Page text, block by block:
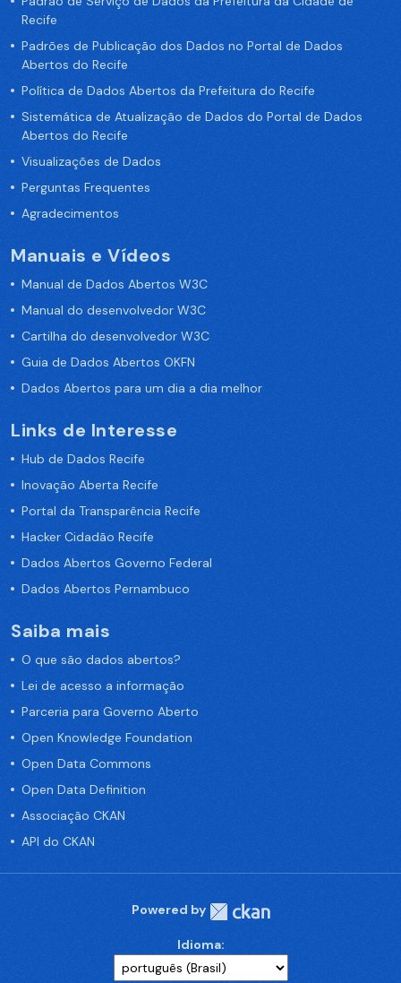
Recife
Padrões de Publicação dos Dados no Portal de Dados
Abertos do Recife
Política de Dados Abertos da Prefeitura do Recife
Sistemática de Atualização de Dados do Portal de Dados
Abertos do Recife
Visualizações de Dados
Perguntas Frequentes
Agradecimentos
Manuais e Vídeos
Manual de Dados Abertos W3C
Manual do desenvolvedor W3C
Cartilha do desenvolvedor W3C
Guia de Dados Abertos OKFN
Dados Abertos para um dia a dia melhor
Links de Interesse
Hub de Dados Recife
Inovação Aberta Recife
Portal da Transparência Recife
Hacker Cidadão Recife
Dados Abertos Governo Federal
Dados Abertos Pernambuco
Saiba mais
O que são dados abertos?
Lei de acesso a informação
Parceria para Governo Aberto
Open Knowledge Foundation
Open Data Commons
Open Data Definition
Associação CKAN
API do CKAN
Powered by
Idioma